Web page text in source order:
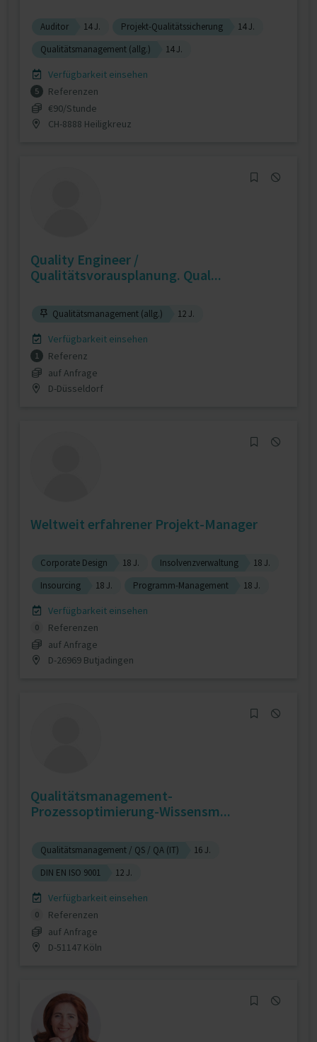
Auditor 14 J. Projekt-Qualitätssicherung
14 J.
Qualitätsmanagement (allg.)
14 J.
Verfügbarkeit einsehen
5
Referenzen
€90/Stunde
CH-8888 Heiligkreuz
Quality Engineer /
Qualitätsvorausplanung. Qual...
Qualitätsmanagement (allg.) 12 J.
Verfügbarkeit einsehen
1
Referenz
auf Anfrage
D-Düsseldorf
Weltweit erfahrener Projekt-Manager
Corporate Design 18 J. Insolvenzverwaltung
18 J.
Insourcing
18 J. Programm-Management 18 J.
Verfügbarkeit einsehen
0
Referenzen
auf Anfrage
D-26969 Butjadingen
Qualitätsmanagement-
Prozessoptimierung-Wissensm...
Qualitätsmanagement / QS / QA (IT)
16 J.
DIN EN ISO 9001
12 J.
Verfügbarkeit einsehen
0
Referenzen
auf Anfrage
D-51147 Köln